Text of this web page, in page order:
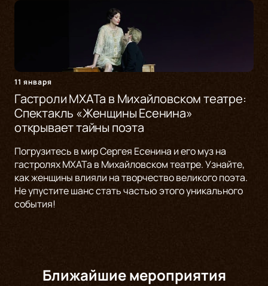
11 января
Гастроли МХАТа в Михайловском театре:
Спектакль «Женщины Есенина»
открывает тайны поэта
Погрузитесь в мир Сергея Есенина и его муз на
гастролях МХАТа в Михайловском театре. Узнайте,
как женщины влияли на творчество великого поэта.
Не упустите шанс стать частью этого уникального
события!
Ближайшие мероприятия